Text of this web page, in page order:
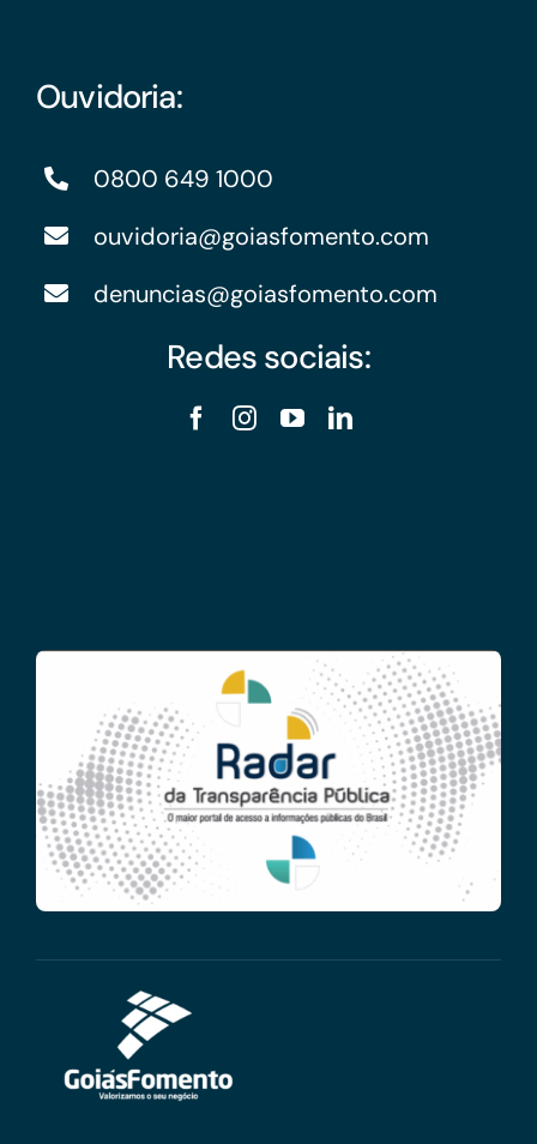
Ouvidoria:
0800 649 1000
ouvidoria@goiasfomento.com
denuncias@goiasfomento.com
Redes sociais: